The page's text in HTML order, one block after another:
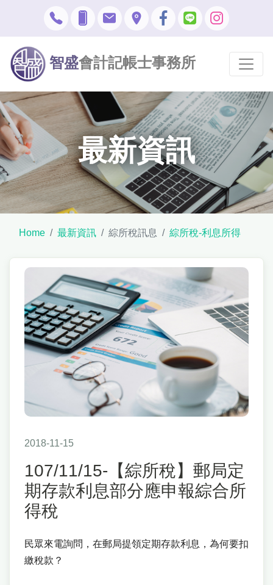
智盛會計記帳士事務所
最新資訊
Home 最新資訊 綜所稅訊息 綜所稅-利息所得
2018-11-15
107/11/15-【綜所稅】郵局定
期存款利息部分應申報綜合所
得稅
民眾來電詢問，在郵局提領定期存款利息，為何要扣
繳稅款？